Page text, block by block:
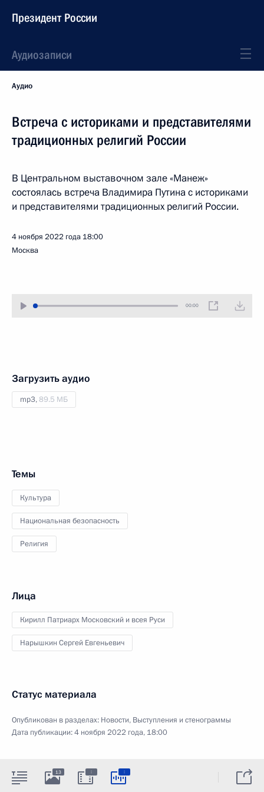
Президент России
Аудиозаписи
Аудио
Встреча с историками и представителями
традиционных религий России
В Центральном выставочном зале «Манеж»
состоялась встреча Владимира Путина с историками
и представителями традиционных религий России.
4 ноября 2022 года 18:00
Москва
00:00
Загрузить аудио
mp3,89.5 МБ
Темы
Культура
Национальная безопасность
Религия
Лица
Кирилл Патриарх Московский и всея Руси
Нарышкин Сергей Евгеньевич
Статус материала
Опубликован в разделах: Новости, Выступления и стенограммы
Дата публикации:4 ноября 2022 года, 18:00
13 : :